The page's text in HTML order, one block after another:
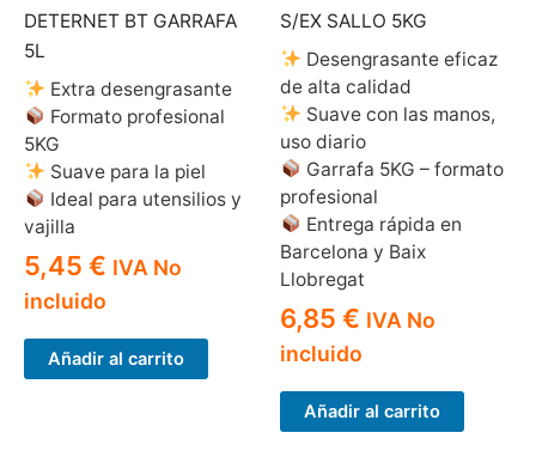
DETERNET BT GARRAFA
5L
Extra desengrasante
Formato profesional
5KG
Suave para la piel
Ideal para utensilios y
vajilla
5,45 € IVA No
incluido
Añadir al carrito
S/EX SALLO 5KG
Desengrasante eficaz
de alta calidad
Suave con las manos,
uso diario
Garrafa 5KG – formato
profesional
Entrega rápida en
Barcelona y Baix
Llobregat
6,85 € IVA No
incluido
Añadir al carrito